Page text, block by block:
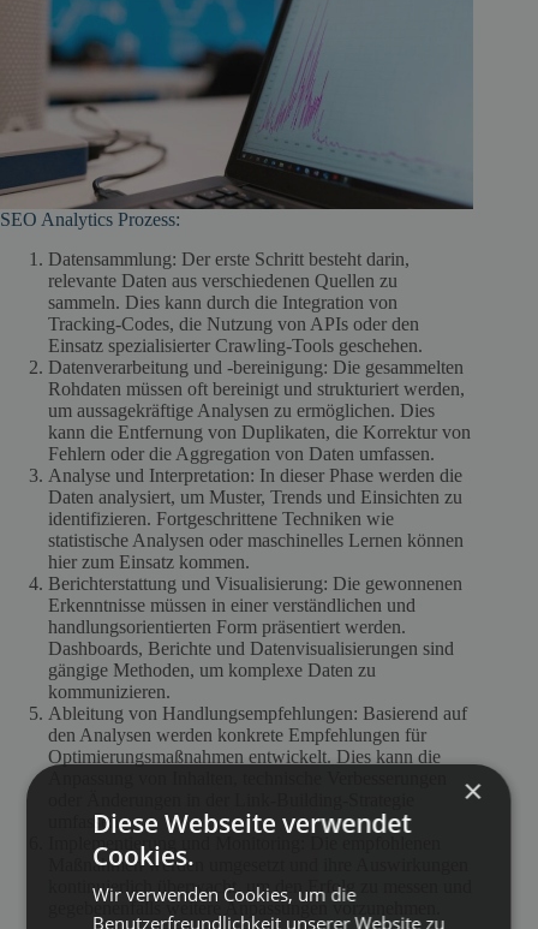
SEO Analytics Prozess:
Datensammlung: Der erste Schritt besteht darin,
relevante Daten aus verschiedenen Quellen zu
sammeln. Dies kann durch die Integration von
Tracking-Codes, die Nutzung von APIs oder den
Einsatz spezialisierter Crawling-Tools geschehen.
Datenverarbeitung und -bereinigung: Die gesammelten
Rohdaten müssen oft bereinigt und strukturiert werden,
um aussagekräftige Analysen zu ermöglichen. Dies
kann die Entfernung von Duplikaten, die Korrektur von
Fehlern oder die Aggregation von Daten umfassen.
Analyse und Interpretation: In dieser Phase werden die
Daten analysiert, um Muster, Trends und Einsichten zu
identifizieren. Fortgeschrittene Techniken wie
statistische Analysen oder maschinelles Lernen können
hier zum Einsatz kommen.
Berichterstattung und Visualisierung: Die gewonnenen
Erkenntnisse müssen in einer verständlichen und
handlungsorientierten Form präsentiert werden.
Dashboards, Berichte und Datenvisualisierungen sind
gängige Methoden, um komplexe Daten zu
kommunizieren.
Ableitung von Handlungsempfehlungen: Basierend auf
den Analysen werden konkrete Empfehlungen für
Optimierungsmaßnahmen entwickelt. Dies kann die
umfassen.
Implementierung und Monitoring: Die empfohlenen
Maßnahmen werden umgesetzt und ihre Auswirkungen
kontinuierlich überwacht, um den Erfolg zu messen und
gegebenenfalls weitere Anpassungen vorzunehmen.
×
Diese Webseite verwendet
Cookies.
Wir verwenden Cookies, um die
Benutzerfreundlichkeit unserer Website zu